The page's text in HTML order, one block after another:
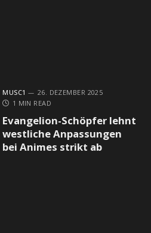
MUSC1
26. DEZEMBER 2025
1 MIN READ
Evangelion-Schöpfer lehnt
westliche Anpassungen
bei Animes strikt ab